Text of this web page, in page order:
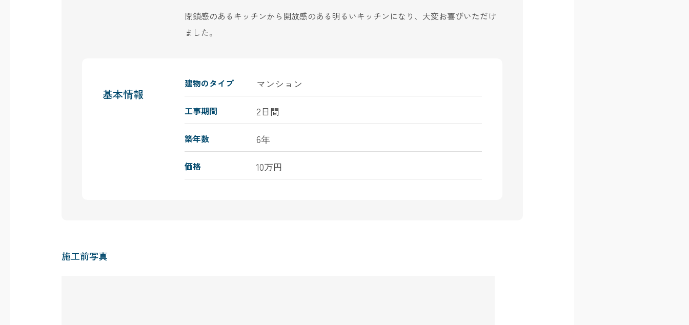
閉鎖感のあるキッチンから開放感のある明るいキッチンになり、大変お喜びいただけ
ました。
基本情報
建物のタイプ マンション
工事期間 2日間
築年数 6年
価格 10万円
施工前写真